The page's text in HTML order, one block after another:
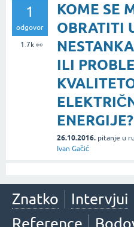
1
odgovor
1.7k👀
KOME SE
OBRATITI
ILI
ENERGIJE?
26.10.2016. pitanje u
Ivan Gačić
Znatko Intervjui
Reference